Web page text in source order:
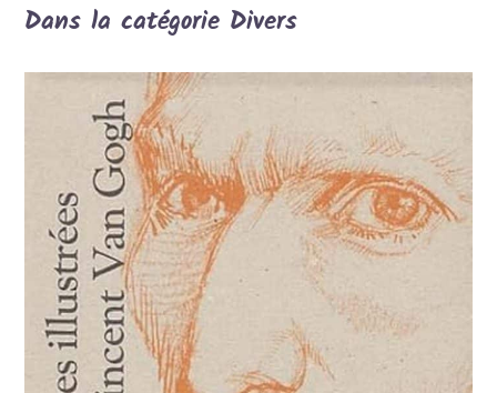
Dans la catégorie Divers